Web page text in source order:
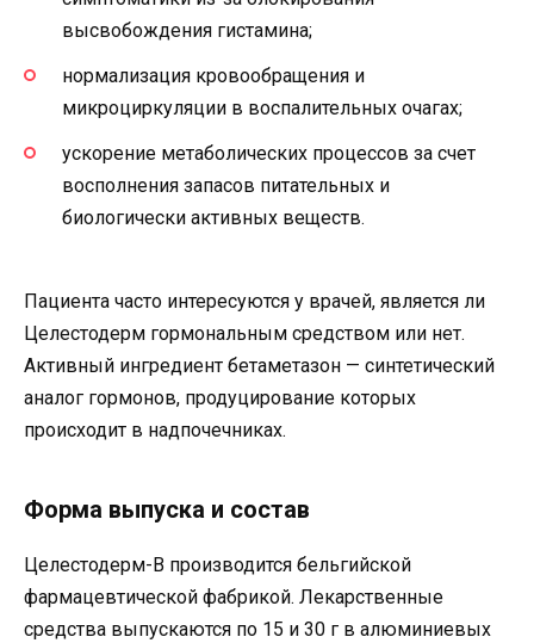
высвобождения гистамина;
нормализация кровообращения и
микроциркуляции в воспалительных очагах;
ускорение метаболических процессов за счет
восполнения запасов питательных и
биологически активных веществ.
Пациента часто интересуются у врачей, является ли
Целестодерм гормональным средством или нет.
Активный ингредиент бетаметазон — синтетический
аналог гормонов, продуцирование которых
происходит в надпочечниках.
Форма выпуска и состав
Целестодерм-B производится бельгийской
фармацевтической фабрикой. Лекарственные
средства выпускаются по 15 и 30 г в алюминиевых